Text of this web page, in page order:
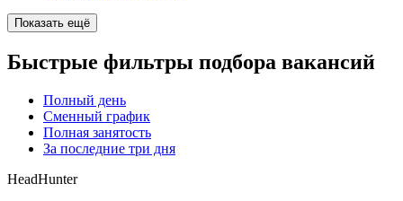
Показать ещё
Быстрые фильтры подбора вакансий
Полный день
Сменный график
Полная занятость
За последние три дня
HeadHunter